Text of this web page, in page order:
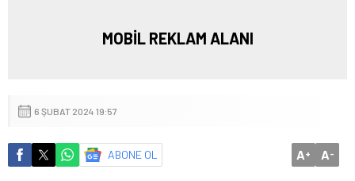
MOBİL REKLAM ALANI
6 ŞUBAT 2024 19:57
ABONE OL A+ A-